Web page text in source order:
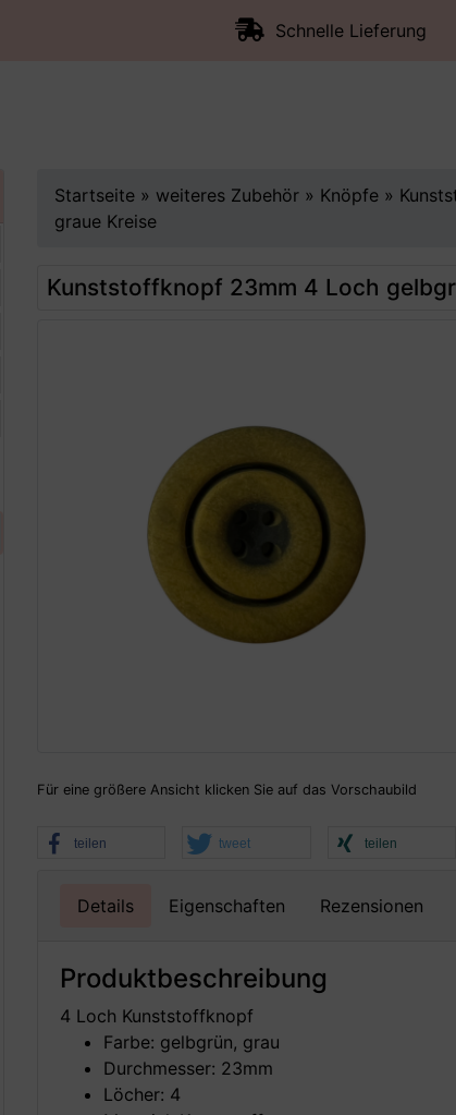
Schnelle Lieferung
Startseite » weiteres Zubehör » Knöpfe »
graue Kreise
Kunststoffknopf 23mm 4 Loch
Für eine größere Ansicht klicken Sie auf das Vorschaubild
teilen tweet teilen
Details Eigenschaften Rezensionen
Produktbeschreibung
4 Loch Kunststoffknopf
Farbe: gelbgrün, grau
Durchmesser: 23mm
Löcher: 4